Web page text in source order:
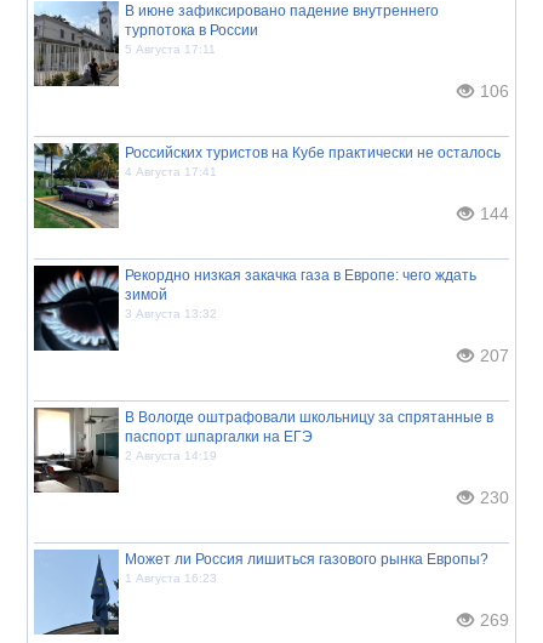
В июне зафиксировано падение внутреннего
турпотока в России
5 Августа 17:11
106
Российских туристов на Кубе практически не осталось
4 Августа 17:41
144
Рекордно низкая закачка газа в Европе: чего ждать
зимой
3 Августа 13:32
207
В Вологде оштрафовали школьницу за спрятанные в
паспорт шпаргалки на ЕГЭ
2 Августа 14:19
230
Может ли Россия лишиться газового рынка Европы?
1 Августа 16:23
269